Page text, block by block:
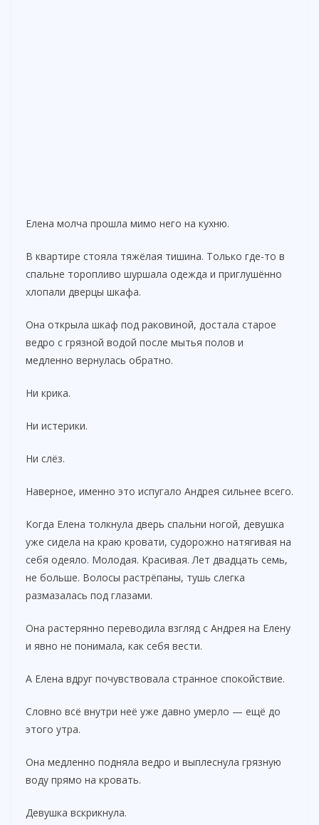
Елена молча прошла мимо него на кухню.
В квартире стояла тяжёлая тишина. Только где-то в
спальне торопливо шуршала одежда и приглушённо
хлопали дверцы шкафа.
Она открыла шкаф под раковиной, достала старое
ведро с грязной водой после мытья полов и
медленно вернулась обратно.
Ни крика.
Ни истерики.
Ни слёз.
Наверное, именно это испугало Андрея сильнее всего.
Когда Елена толкнула дверь спальни ногой, девушка
уже сидела на краю кровати, судорожно натягивая на
себя одеяло. Молодая. Красивая. Лет двадцать семь,
не больше. Волосы растрёпаны, тушь слегка
размазалась под глазами.
Она растерянно переводила взгляд с Андрея на Елену
и явно не понимала, как себя вести.
А Елена вдруг почувствовала странное спокойствие.
Словно всё внутри неё уже давно умерло — ещё до
этого утра.
Она медленно подняла ведро и выплеснула грязную
воду прямо на кровать.
Девушка вскрикнула.